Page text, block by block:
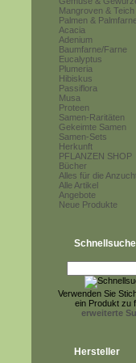
Mangroven & Teich
Palmen & Palmfarne
Acacia
Adenium
Baumfarne/Farne
Eucalyptus
Plumeria
Hibiskus
Passiflora
Musa
Proteen
Samen-Raritäten
Gekeimte Samen
Samen-Sets
Herkunft
PFLANZEN SHOP
Bücher
Alles für die
Alle Artikel
Angebote
Neue Produkte
Schnellsuche
Verwenden Sie
ein Produkt zu
erweiterte
Hersteller